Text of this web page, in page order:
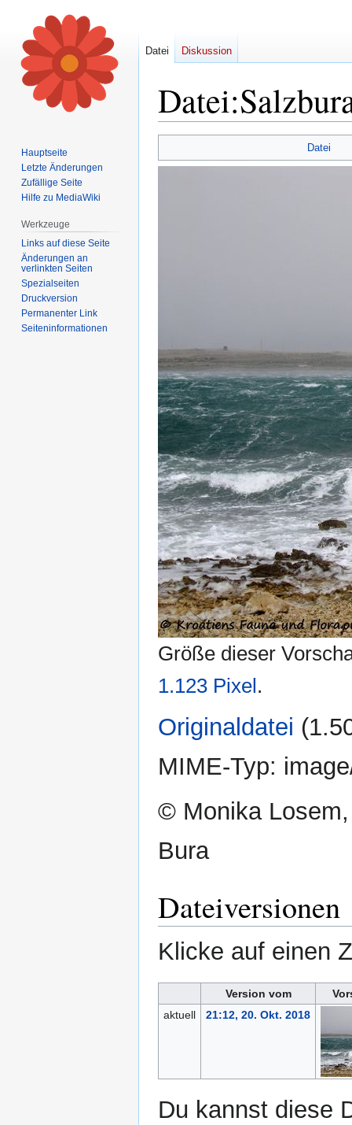
Datei:
Navigation
Suche
Datei
Größe dieser
1.123 Pixel.
Originaldatei
MIME-Typ:
© Monika
Bura
Dateiversionen
Klicke auf einen
Version vom
aktuell
21:12, 20. Okt. 2018
Du kannst diese
Datei Diskussion
Hauptseite
Letzte Änderungen
Zufällige Seite
Hilfe zu MediaWiki
Werkzeuge
Links auf diese Seite
Änderungen an
verlinkten Seiten
Spezialseiten
Druckversion
Permanenter Link
Seiten­informationen